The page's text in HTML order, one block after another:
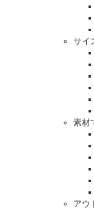
サイ
素材
アウ